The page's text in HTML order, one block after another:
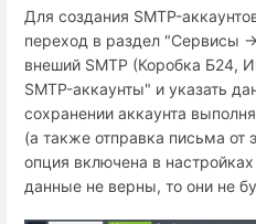
Для создания SMTP-
переход в раздел "Сервисы
внеший SMTP (Коробка Б24,
SMTP-аккаунты" и указать
сохранении аккаунта
(а также отправка письма от
опция включена в
данные не верны, то они не